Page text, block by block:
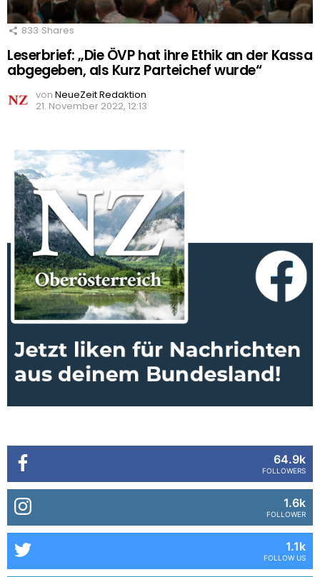
833 Shares
Leserbrief: „Die ÖVP hat ihre Ethik an der Kassa
abgegeben, als Kurz Parteichef wurde“
von NeueZeit Redaktion
21. November 2022, 12:13
64.9k
FOLLOWERS
1.6k
FOLLOWER
1.1k
FOLLOW US